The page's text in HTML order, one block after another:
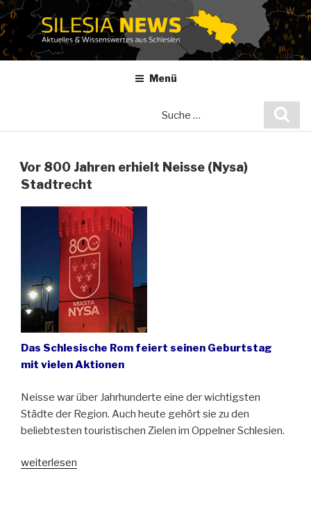
Zum
Inhalt
springen
Menü
Vor 800 Jahren erhielt Neisse (Nysa)
Stadtrecht
Das Schlesische Rom feiert seinen Geburtstag
mit vielen Aktionen
Neisse war über Jahrhunderte eine der wichtigsten
Städte der Region. Auch heute gehört sie zu den
beliebtesten touristischen Zielen im Oppelner Schlesien.
„Vor
weiterlesen